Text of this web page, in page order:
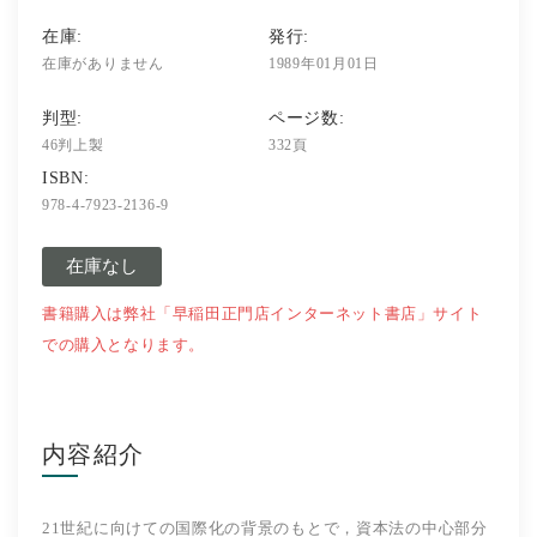
教育学ほか
哲学・心理学・宗教学
スポーツ・健康科学
在庫:
在庫がありません
発行:
1989年01月01日
判型:
46判上製
ページ数:
332頁
ISBN:
978-4-7923-2136-9
在庫なし
書籍購入は弊社「早稲田正門店インターネット書店」サイト
での購入となります。
内容紹介
21世紀に向けての国際化の背景のもとで，資本法の中心部分